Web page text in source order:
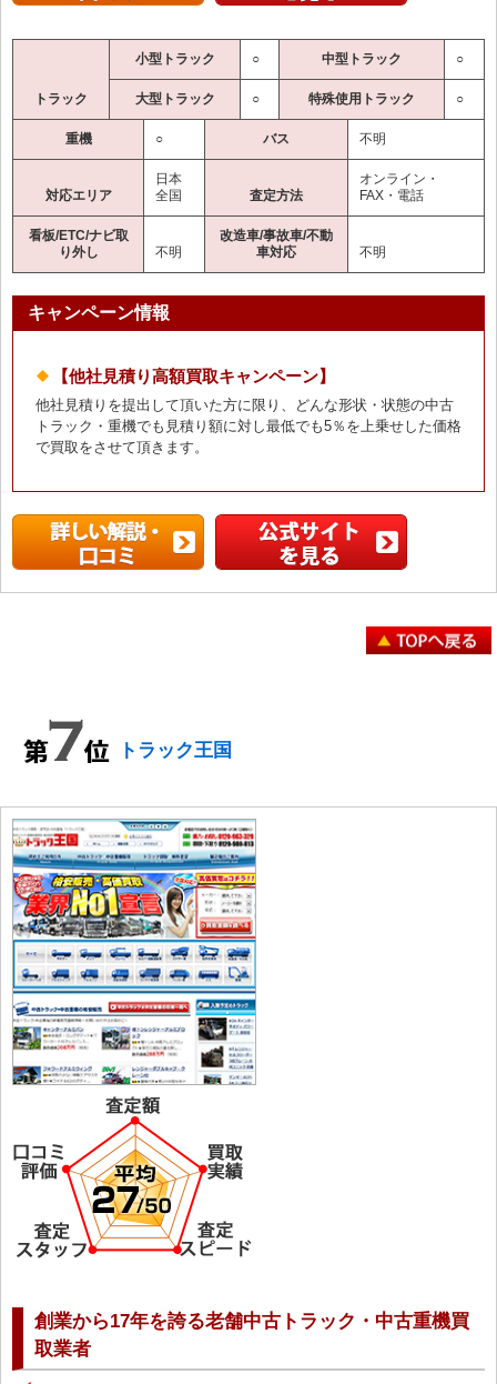
トラック
小型トラック ○ 中型トラック ○
大型トラック ○ 特殊使用トラック ○
重機 ○ バス 不明
対応エリア
日本
全国
査定方法
オンライン・
FAX・電話
看板/ETC/ナビ取
り外し
不明
改造車/事故車/不動
車対応
不明
キャンペーン情報
【他社見積り高額買取キャンペーン】
他社見積りを提出して頂いた方に限り、どんな形状・状態の中古
トラック・重機でも見積り額に対し最低でも5％を上乗せした価格
で買取をさせて頂きます。
トラック王国
創業から17年を誇る老舗中古トラック・中古重機買
取業者